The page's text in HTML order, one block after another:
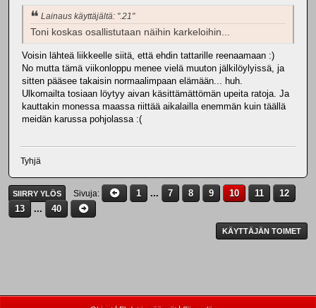
Lainaus käyttäjältä: ".21"
Toni koskas osallistutaan näihin karkeloihin...
Voisin lähteä liikkeelle siitä, että ehdin tattarille reenaamaan :)
No mutta tämä viikonloppu menee vielä muuton jälkilöylyissä, ja
sitten pääsee takaisin normaalimpaan elämään... huh.
Ulkomailta tosiaan löytyy aivan käsittämättömän upeita ratoja. Ja
kauttakin monessa maassa riittää aikalailla enemmän kuin täällä
meidän karussa pohjolassa :(
Tyhjä
SIIRRY YLÖS Sivuja 1 ... 7 8 9 10 11
12
13
... 40
KÄYTTÄJÄN TOIMET